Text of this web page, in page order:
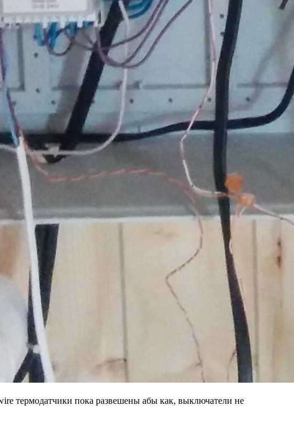
термодатчики пока развешены абы как, выключатели не